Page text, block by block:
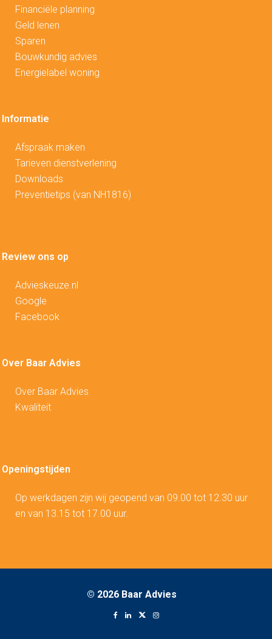
Financiële planning
Geld lenen
Sparen
Bouwkundig advies
Energielabel woning
Informatie
Afspraak maken
Tarieven dienstverlening
Downloads
Preventietips (van NH1816)
Review ons op
Advieskeuze.nl
Google
Facebook
Over Baar Advies
Over Baar Advies
Kwaliteit
Openingstijden
Op werkdagen zijn wij geopend van 09.00 tot 12.30 uur
en van 13.15 tot 17.00 uur.
© 2026 Baar Advies